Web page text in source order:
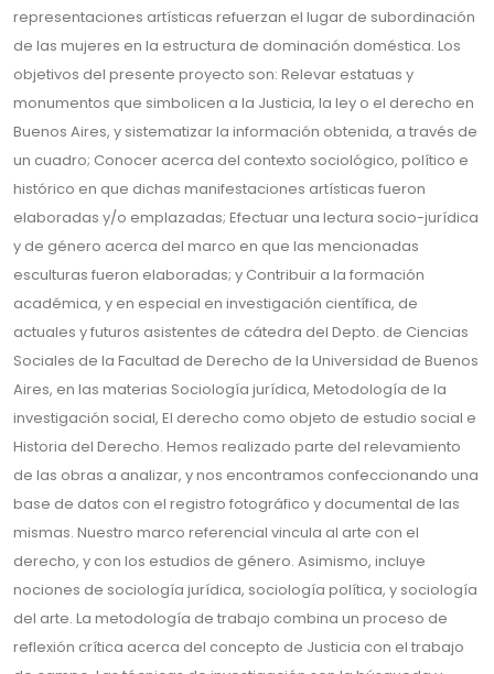
representaciones artísticas refuerzan el lugar de subordinación
de las mujeres en la estructura de dominación doméstica. Los
objetivos del presente proyecto son: Relevar estatuas y
monumentos que simbolicen a la Justicia, la ley o el derecho en
Buenos Aires, y sistematizar la información obtenida, a través de
un cuadro; Conocer acerca del contexto sociológico, político e
histórico en que dichas manifestaciones artísticas fueron
elaboradas y/o emplazadas; Efectuar una lectura socio-jurídica
y de género acerca del marco en que las mencionadas
esculturas fueron elaboradas; y Contribuir a la formación
académica, y en especial en investigación científica, de
actuales y futuros asistentes de cátedra del Depto. de Ciencias
Sociales de la Facultad de Derecho de la Universidad de Buenos
Aires, en las materias Sociología jurídica, Metodología de la
investigación social, El derecho como objeto de estudio social e
Historia del Derecho. Hemos realizado parte del relevamiento
de las obras a analizar, y nos encontramos confeccionando una
base de datos con el registro fotográfico y documental de las
mismas. Nuestro marco referencial vincula al arte con el
derecho, y con los estudios de género. Asimismo, incluye
nociones de sociología jurídica, sociología política, y sociología
del arte. La metodología de trabajo combina un proceso de
reflexión crítica acerca del concepto de Justicia con el trabajo